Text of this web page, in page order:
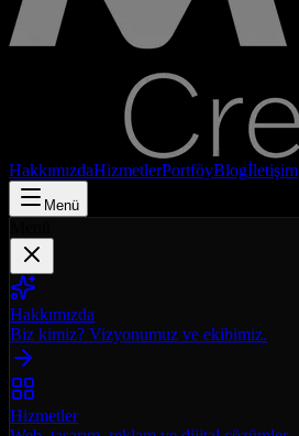
HakkımızdaHizmetlerPortföyBlogİletişim
Menü
Hakkımızda
Biz kimiz? Vizyonumuz ve ekibimiz.
Hizmetler